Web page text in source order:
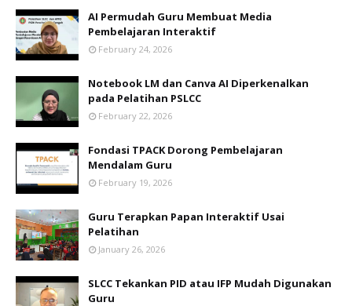
AI Permudah Guru Membuat Media
Pembelajaran Interaktif
February 24, 2026
Notebook LM dan Canva AI Diperkenalkan
pada Pelatihan PSLCC
February 22, 2026
Fondasi TPACK Dorong Pembelajaran
Mendalam Guru
February 19, 2026
Guru Terapkan Papan Interaktif Usai
Pelatihan
January 26, 2026
SLCC Tekankan PID atau IFP Mudah Digunakan
Guru